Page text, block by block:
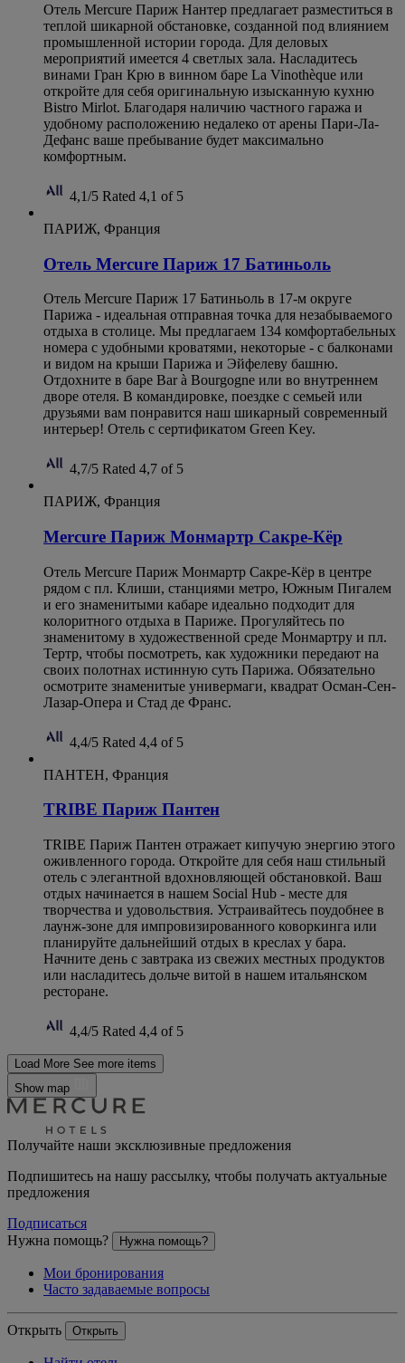
Отель Mercure Париж Нантер предлагает разместиться в
теплой шикарной обстановке, созданной под влиянием
промышленной истории города. Для деловых
мероприятий имеется 4 светлых зала. Насладитесь
винами Гран Крю в винном баре La Vinothèque или
откройте для себя оригинальную изысканную кухню
Bistro Mirlot. Благодаря наличию частного гаража и
удобному расположению недалеко от арены Пари-Ла-
Дефанс ваше пребывание будет максимально
комфортным.
4,1/5 Rated 4,1 of 5
ПАРИЖ, Франция
Отель Mercure Париж 17 Батиньоль
Отель Mercure Париж 17 Батиньоль в 17-м округе
Парижа - идеальная отправная точка для незабываемого
отдыха в столице. Мы предлагаем 134 комфортабельных
номера с удобными кроватями, некоторые - с балконами
и видом на крыши Парижа и Эйфелеву башню.
Отдохните в баре Bar à Bourgogne или во внутреннем
дворе отеля. В командировке, поездке с семьей или
друзьями вам понравится наш шикарный современный
интерьер! Отель с сертификатом Green Key.
4,7/5 Rated 4,7 of 5
ПАРИЖ, Франция
Mercure Париж Монмартр Сакре-Кёр
Отель Mercure Париж Монмартр Сакре-Кёр в центре
рядом с пл. Клиши, станциями метро, Южным Пигалем
и его знаменитыми кабаре идеально подходит для
колоритного отдыха в Париже. Прогуляйтесь по
знаменитому в художественной среде Монмартру и пл.
Тертр, чтобы посмотреть, как художники передают на
своих полотнах истинную суть Парижа. Обязательно
осмотрите знаменитые универмаги, квадрат Осман-Сен-
Лазар-Опера и Стад де Франс.
4,4/5 Rated 4,4 of 5
ПАНТЕН, Франция
TRIBE Париж Пантен
TRIBE Париж Пантен отражает кипучую энергию этого
оживленного города. Откройте для себя наш стильный
отель с элегантной вдохновляющей обстановкой. Ваш
отдых начинается в нашем Social Hub - месте для
творчества и удовольствия. Устраивайтесь поудобнее в
лаунж-зоне для импровизированного коворкинга или
планируйте дальнейший отдых в креслах у бара.
Начните день с завтрака из свежих местных продуктов
или насладитесь дольче витой в нашем итальянском
ресторане.
4,4/5 Rated 4,4 of 5
Load More See more items
Show map
Получайте наши эксклюзивные предложения
Подпишитесь на нашу рассылку, чтобы получать актуальные
предложения
Подписаться
Нужна помощь?
Нужна помощь?
Мои бронирования
Часто задаваемые вопросы
Открыть Открыть